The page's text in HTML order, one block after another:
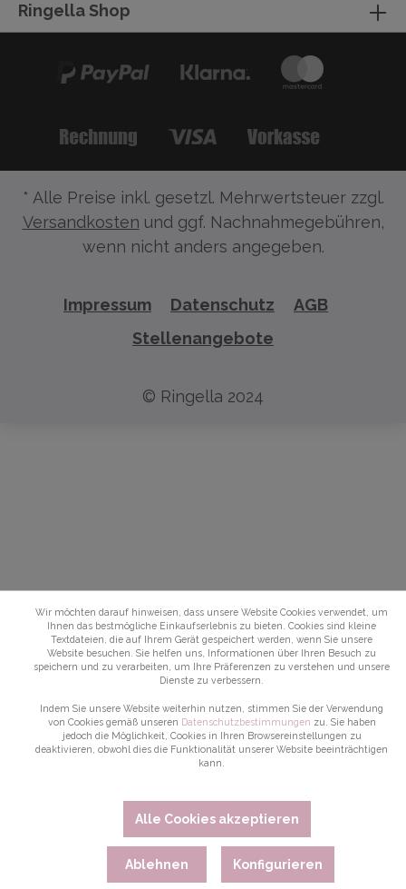
Ringella Shop
* Alle Preise inkl. gesetzl. Mehrwertsteuer zzgl.
Versandkosten und ggf. Nachnahmegebühren,
wenn nicht anders angegeben.
Impressum Datenschutz
AGB
Stellenangebote
© Ringella 2024
Wir möchten darauf hinweisen, dass unsere Website Cookies verwendet, um
Ihnen das bestmögliche Einkaufserlebnis zu bieten. Cookies sind kleine
Textdateien, die auf Ihrem Gerät gespeichert werden, wenn Sie unsere
Website besuchen. Sie helfen uns, Informationen über Ihren Besuch zu
speichern und zu verarbeiten, um Ihre Präferenzen zu verstehen und unsere
Dienste zu verbessern.
Indem Sie unsere Website weiterhin nutzen, stimmen Sie der Verwendung
von Cookies gemäß unseren Datenschutzbestimmungen zu. Sie haben
jedoch die Möglichkeit, Cookies in Ihren Browsereinstellungen zu
deaktivieren, obwohl dies die Funktionalität unserer Website beeinträchtigen
kann.
Alle Cookies akzeptieren
Ablehnen Konfigurieren